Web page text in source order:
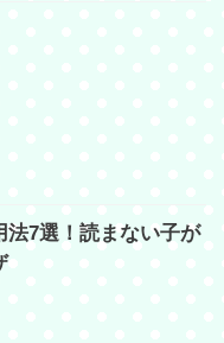
法7選！読まない子が